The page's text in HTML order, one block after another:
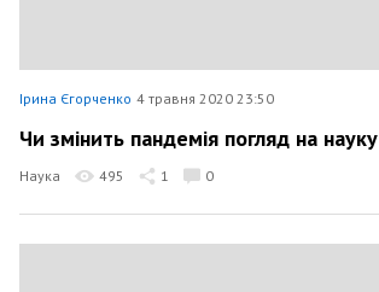
Ірина Єгорченко 4 травня 2020 23:50
Чи змінить пандемія погляд на науку
Наука 495 1 0